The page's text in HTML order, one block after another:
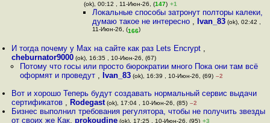
(ok), 00:12 , 11-Июн-26, (147) +1
Локальные способы затронут полторы калеки,
думаю такое не интересно , Ivan_83(ok), 02:42 ,
11-Июн-26, (166)
И тогда почему у Max на сайте как раз Lets Encrypt ,
cheburnator9000 (ok), 16:35 , 10-Июн-26, (67)
Потому что госы или просто бюрократии много Пока они там всё
оформят и проведут , Ivan_83(ok), 16:39 , 10-Июн-26, (69) –2
Вот и хорошо Теперь будут создавать нормальный сервис выдачи
сертификатов , Rodegast (ok), 17:04 , 10-Июн-26, (85) –2
Бизнес выполнил требования регулятора, чтобы не получить звезды
от своих же Как,prokoudine (ok), 17:25 , 10-Июн-26, (95) +3